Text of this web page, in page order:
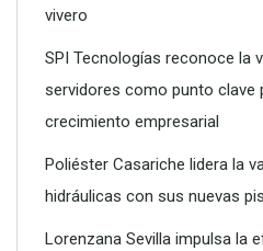
SPI Tecnologías reconoce la
como punto clave para la
empresarial
vivero
SPI Tecnologías reconoce la
servidores como punto clave
crecimiento empresarial
Poliéster Casariche lidera la
hidráulicas con sus nuevas
Lorenzana Sevilla impulsa la